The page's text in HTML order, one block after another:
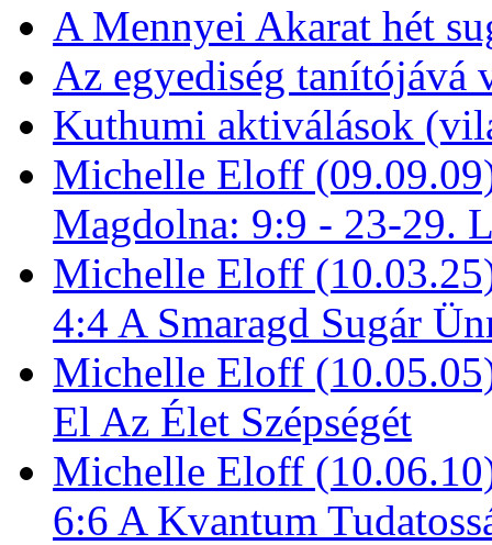
A Mennyei Akarat hét
Az egyediség tanítójává
Kuthumi aktiválások
Michelle Eloff
Magdolna: 9:9 - 23-29.
Michelle Eloff
4:4 A Smaragd Sugár
Michelle Eloff
El Az Élet Szépségét
Michelle Eloff
6:6 A Kvantum